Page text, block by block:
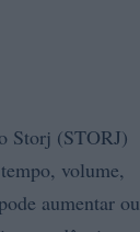
Storj (STORJ)
volume,
aumentar ou